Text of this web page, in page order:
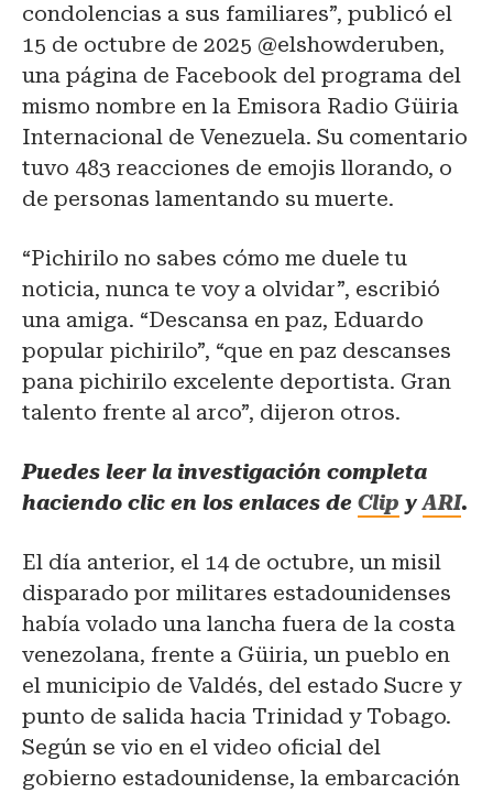
condolencias a sus familiares”, publicó el
15 de octubre de 2025 @elshowderuben,
una página de Facebook del programa del
mismo nombre en la Emisora Radio Güiria
Internacional de Venezuela. Su comentario
tuvo 483 reacciones de emojis llorando, o
de personas lamentando su muerte.
“Pichirilo no sabes cómo me duele tu
noticia, nunca te voy a olvidar”, escribió
una amiga. “Descansa en paz, Eduardo
popular pichirilo”, “que en paz descanses
pana pichirilo excelente deportista. Gran
talento frente al arco”, dijeron otros.
Puedes leer la investigación completa
haciendo clic en los enlaces de Clip yARI.
El día anterior, el 14 de octubre, un misil
disparado por militares estadounidenses
había volado una lancha fuera de la costa
venezolana, frente a Güiria, un pueblo en
el municipio de Valdés, del estado Sucre y
punto de salida hacia Trinidad y Tobago.
Según se vio en el video oficial del
gobierno estadounidense, la embarcación